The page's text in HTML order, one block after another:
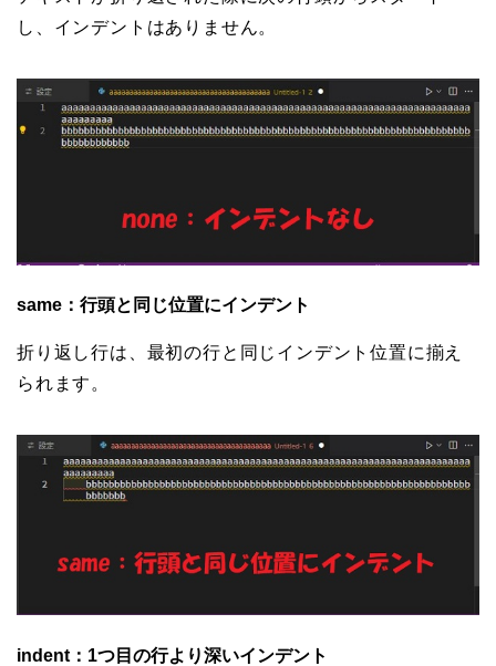
し、インデントはありません。
same：行頭と同じ位置にインデント
折り返し行は、最初の行と同じインデント位置に揃え
られます。
indent：1つ目の行より深いインデント